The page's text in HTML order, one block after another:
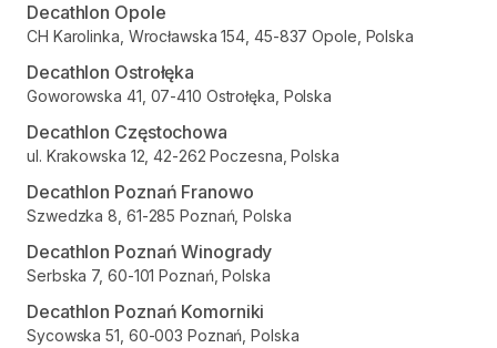
Decathlon Opole
CH Karolinka, Wrocławska 154, 45-837 Opole, Polska
Decathlon Ostrołęka
Goworowska 41, 07-410 Ostrołęka, Polska
Decathlon Częstochowa
ul. Krakowska 12, 42-262 Poczesna, Polska
Decathlon Poznań Franowo
Szwedzka 8, 61-285 Poznań, Polska
Decathlon Poznań Winogrady
Serbska 7, 60-101 Poznań, Polska
Decathlon Poznań Komorniki
Sycowska 51, 60-003 Poznań, Polska